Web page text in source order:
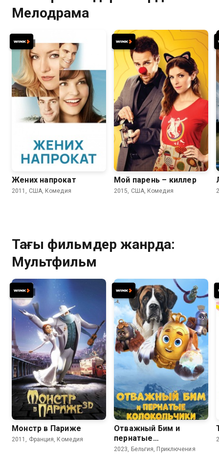
Мелодрама
6.3 5.8
Жених напрокат
2011, США, Комедия
6.4 6.3
Мой парень – киллер
2015, США, Комедия
Тағы фильмдер жанрда:
Мультфильм
7.4 6.7
Монстр в Париже
2011, Франция, Комедия
7.5 5.1
Отважный Бим и
пернатые
колокольчики
2023, Бельгия, Приключения